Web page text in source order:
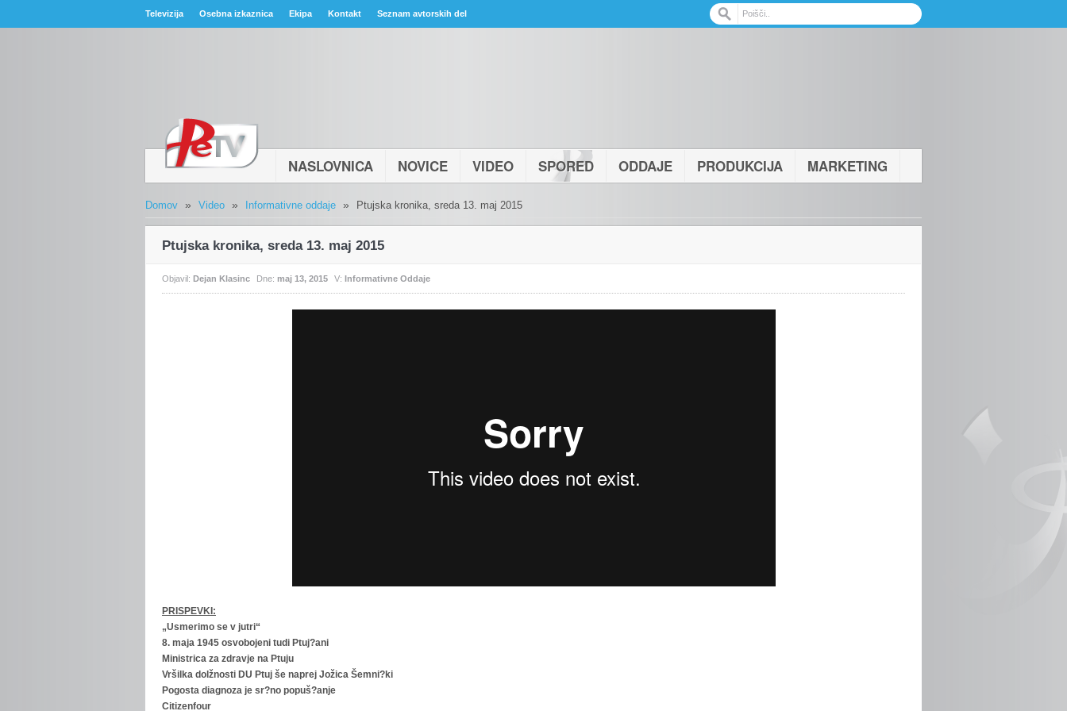
Televizija Osebna izkaznica Ekipa Kontakt Seznam avtorskih del
NASLOVNICA NOVICE VIDEO SPORED ODDAJE PRODUKCIJA MARKETING
Domov » Video » Informativne oddaje » Ptujska kronika, sreda 13. maj 2015
Ptujska kronika, sreda 13. maj 2015
Objavil: Dejan Klasinc Dne: maj 13, 2015 V: Informativne Oddaje
PRISPEVKI:
„Usmerimo se v jutri“
8. maja 1945 osvobojeni tudi Ptuj?ani
Ministrica za zdravje na Ptuju
Vršilka dolžnosti DU Ptuj še naprej Jožica Šemni?ki
Pogosta diagnoza je sr?no popuš?anje
Citizenfour